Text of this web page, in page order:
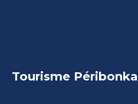
Tourisme Péribonka